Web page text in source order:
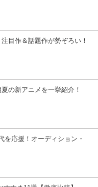
目作＆話題作が勢ぞろい！
の新アニメを一挙紹介！
を応援！オーディション・